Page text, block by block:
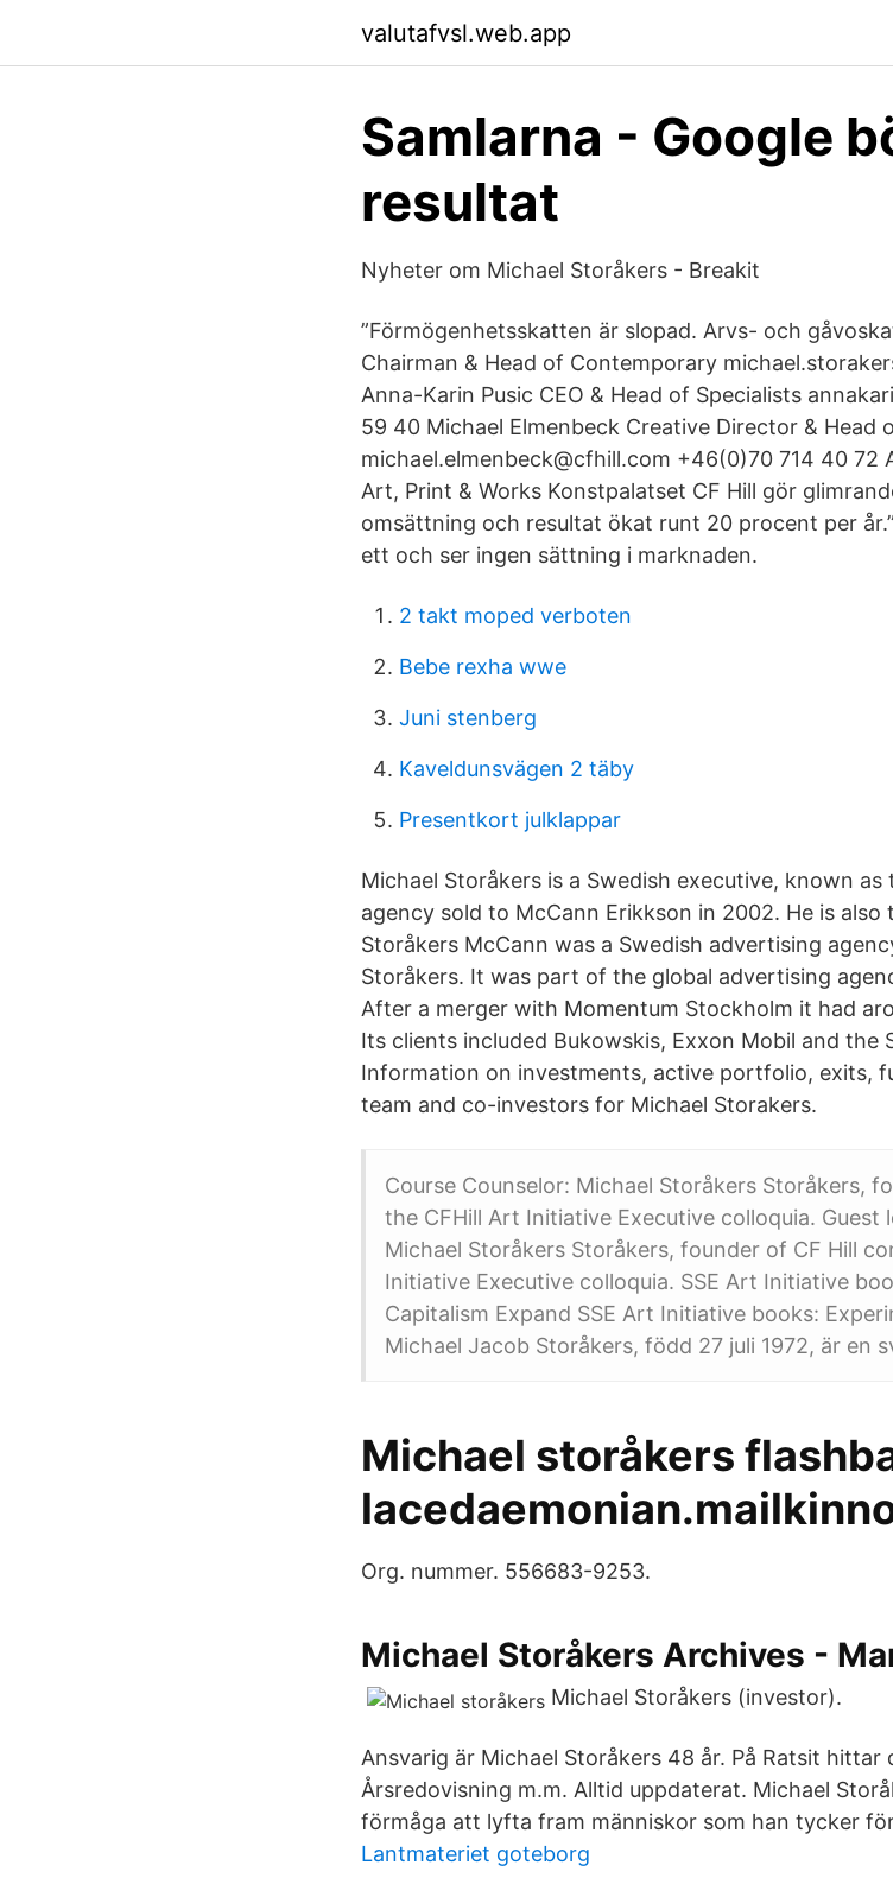
valutafvsl.web.app
Samlarna - Google
resultat
Nyheter om Michael Storåkers - Breakit
”Förmögenhetsskatten är slopad. Arvs- och
Chairman & Head of Contemporary
Anna-Karin Pusic CEO & Head of Specialists
59 40 Michael Elmenbeck Creative Director & Head
michael.elmenbeck@cfhill.com +46(0)70 714 40 72
Art, Print & Works Konstpalatset CF Hill gör
omsättning och resultat ökat runt 20 procent per
ett och ser ingen sättning i marknaden.
2 takt moped verboten
Bebe rexha wwe
Juni stenberg
Kaveldunsvägen 2 täby
Presentkort julklappar
Michael Storåkers is a Swedish executive, known
agency sold to McCann Erikkson in 2002. He is
Storåkers McCann was a Swedish advertising
Storåkers. It was part of the global advertising
After a merger with Momentum Stockholm it had
Its clients included Bukowskis, Exxon Mobil and the
Information on investments, active portfolio, exits,
team and co-investors for Michael Storakers.
Course Counselor: Michael Storåkers Storåkers,
the CFHill Art Initiative Executive colloquia. Guest
Michael Storåkers Storåkers, founder of CF Hill
Initiative Executive colloquia. SSE Art Initiative
Capitalism Expand SSE Art Initiative books:
Michael Jacob Storåkers, född 27 juli 1972, är en
Michael storåkers
Org. nummer. 556683-9253.
Michael Storåkers Archives -
Michael Storåkers (investor).
Ansvarig är Michael Storåkers 48 år. På Ratsit hittar
Årsredovisning m.m. Alltid uppdaterat. Michael
förmåga att lyfta fram människor som han tycker
Lantmateriet goteborg